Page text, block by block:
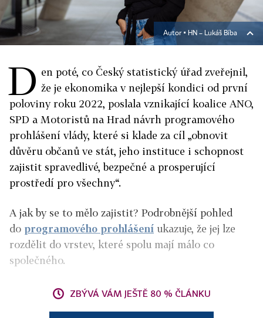
Autor ▪ HN – Lukáš Bíba
D en poté, co Český statistický úřad zveřejnil,
že je ekonomika v nejlepší kondici od první
poloviny roku 2022, poslala vznikající koalice ANO,
SPD a Motoristů na Hrad návrh programového
prohlášení vlády, které si klade za cíl „obnovit
důvěru občanů ve stát, jeho instituce i schopnost
zajistit spravedlivé, bezpečné a prosperující
prostředí pro všechny“.
A jak by se to mělo zajistit? Podrobnější pohled
do programového prohlášení ukazuje, že jej lze
rozdělit do vrstev, které spolu mají málo co
společného.
ZBÝVÁ VÁM JEŠTĚ 80 % ČLÁNKU